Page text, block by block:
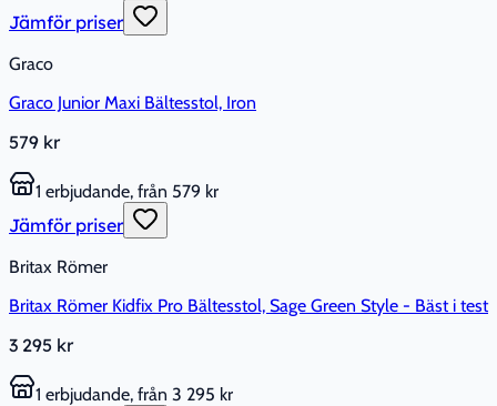
Jämför priser
Graco
Graco Junior Maxi Bältesstol, Iron
579 kr
1 erbjudande, från 579 kr
Jämför priser
Britax Römer
Britax Römer Kidfix Pro Bältesstol, Sage Green Style - Bäst i test
3 295 kr
1 erbjudande, från 3 295 kr